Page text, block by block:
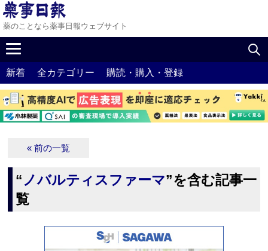
薬のことなら薬事日報ウェブサイト
新着 全カテゴリー 購読・購入・登録
« 前の一覧
“ノバルティスファーマ”を含む記事一
覧